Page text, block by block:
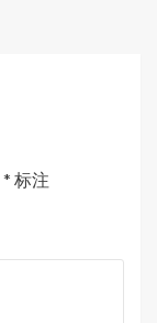
* 标注